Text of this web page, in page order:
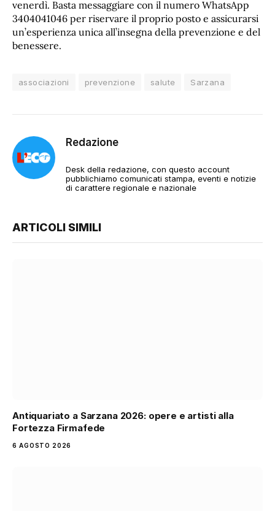
venerdì. Basta messaggiare con il numero WhatsApp
3404041046 per riservare il proprio posto e assicurarsi
un’esperienza unica all’insegna della prevenzione e del
benessere.
associazioni prevenzione salute Sarzana
Redazione
Desk della redazione, con questo account
pubblichiamo comunicati stampa, eventi e notizie
di carattere regionale e nazionale
ARTICOLI SIMILI
Antiquariato a Sarzana 2026: opere e artisti alla
Fortezza Firmafede
6 AGOSTO 2026